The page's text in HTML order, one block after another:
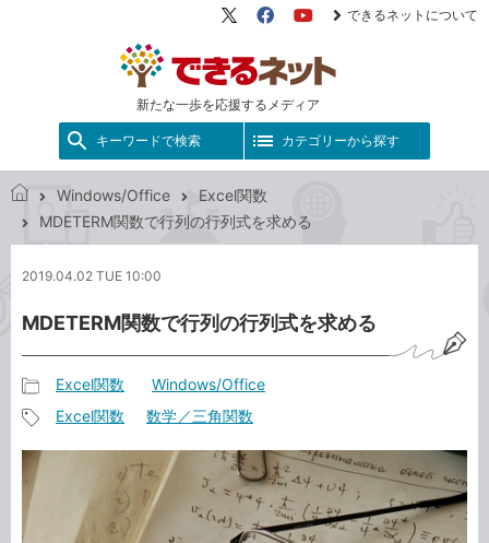
新たな一歩を応援するメディア
X（旧
FacebookYouTube
できるネットについて
キーワードで検索 カテゴリーから探す
で
ネ
ト
Windows/Office
Excel関数
MDETERM関数で行列の行列式を求める
2019.04.02 TUE 10:00
MDETERM関数で行列の行列式を求める
事
カ
Excel関数 Windows/Office
事
Excel関数 数学／三角関数